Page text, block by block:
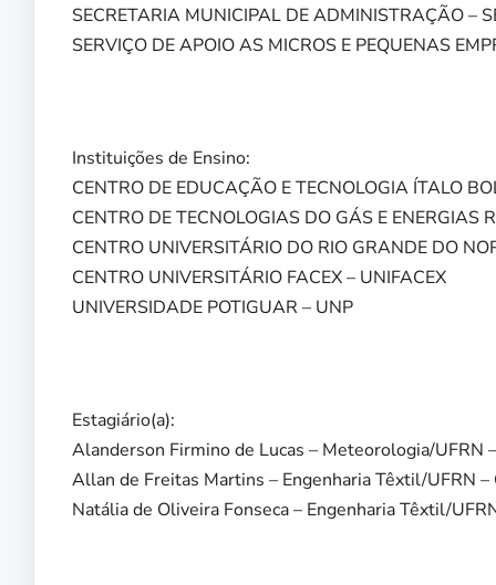
SECRETARIA MUNICIPAL DE ADMINISTRAÇÃO –
SERVIÇO DE APOIO AS MICROS E PEQUENAS
Instituições de Ensino:
CENTRO DE EDUCAÇÃO E TECNOLOGIA ÍTALO
CENTRO DE TECNOLOGIAS DO GÁS E ENERGIAS
CENTRO UNIVERSITÁRIO DO RIO GRANDE DO
CENTRO UNIVERSITÁRIO FACEX – UNIFACEX
UNIVERSIDADE POTIGUAR – UNP
Estagiário(a):
Alanderson Firmino de Lucas – Meteorologia/UFRN
Allan de Freitas Martins – Engenharia Têxtil/UFRN –
Natália de Oliveira Fonseca – Engenharia Têxtil/